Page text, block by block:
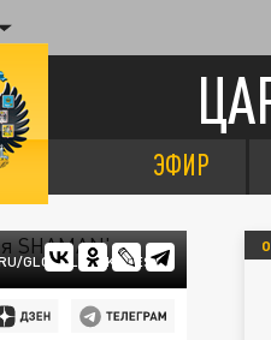
ЭФИР
GLOBALLOOKPRESS